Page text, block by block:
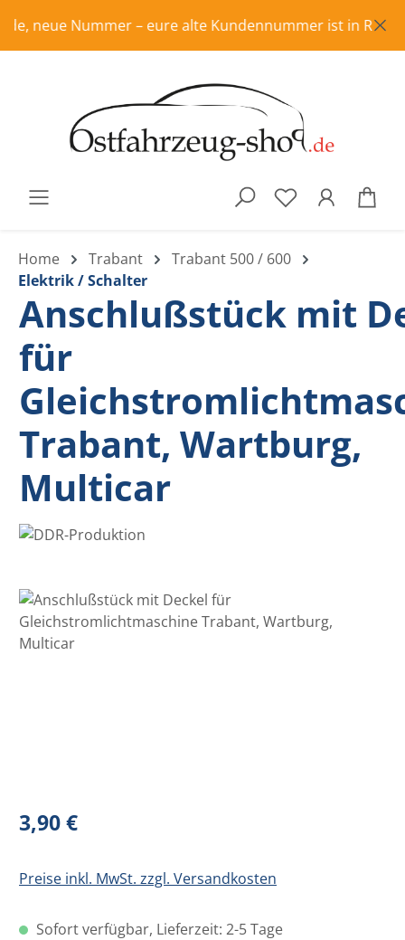
Zum Hauptinhalt springen
neue Nummer – eure alte Kundennummer ist in
Home Trabant
Trabant 500 / 600
Elektrik / Schalter
Anschlußstück mit
für
Trabant, Wartburg,
Multicar
Bildergalerie überspringen
Regulärer Preis:
3,90 €
Preise inkl. MwSt. zzgl. Versandkosten
Sofort verfügbar, Lieferzeit: 2-5 Tage